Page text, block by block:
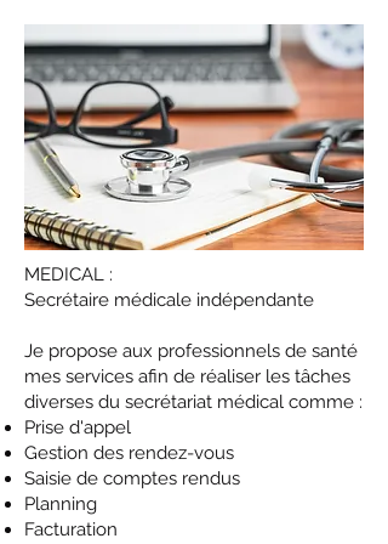
MEDICAL :
Secrétaire médicale indépendante
Je propose aux professionnels de santé
mes services afin de réaliser les tâches
diverses du secrétariat médical comme :
Prise d'appel
Gestion des rendez-vous
Saisie de comptes rendus
Planning
Facturation